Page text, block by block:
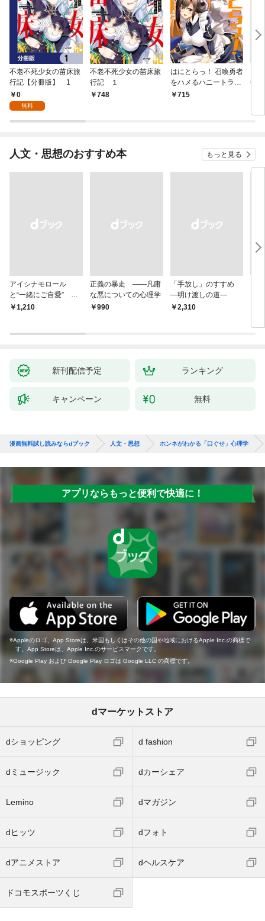
不老不死少女の苗床旅
行記【分冊版】 1
0
無料
不老不死少女の苗床旅
行記 １
748
はにとらっ！ 召喚勇者
をハメるハニートラッ
プ包囲網 1
715
年9
人文・思想のおすすめ本 もっと見る
アイシナモロール
と“一緒にご自愛” ～
自分を好きになるため
￥1,210
正義の暴走 ――凡庸
な悪についての心理学
￥990
「手放し」のすすめ
―明け渡しの道―
￥2,310
新刊配信予定 ランキング
キャンペーン 無料
漫画無料試し読みならdブック 人文・思想 ホンネがわかる「口ぐせ」心理学
アプリならもっと便利で快適に！
Appleのロゴ、App Storeは、米国もしくはその他の国や地域におけるApple Inc.の商標で
す。App Storeは、Apple Inc.のサービスマークです。
Google Play および Google Play ロゴは Google LLC の商標です。
dマーケットストア
dショッピング d fashion
dミュージック dカーシェア
Lemino dマガジン
dヒッツ dフォト
dアニメストア dヘルスケア
ドコモスポーツくじ